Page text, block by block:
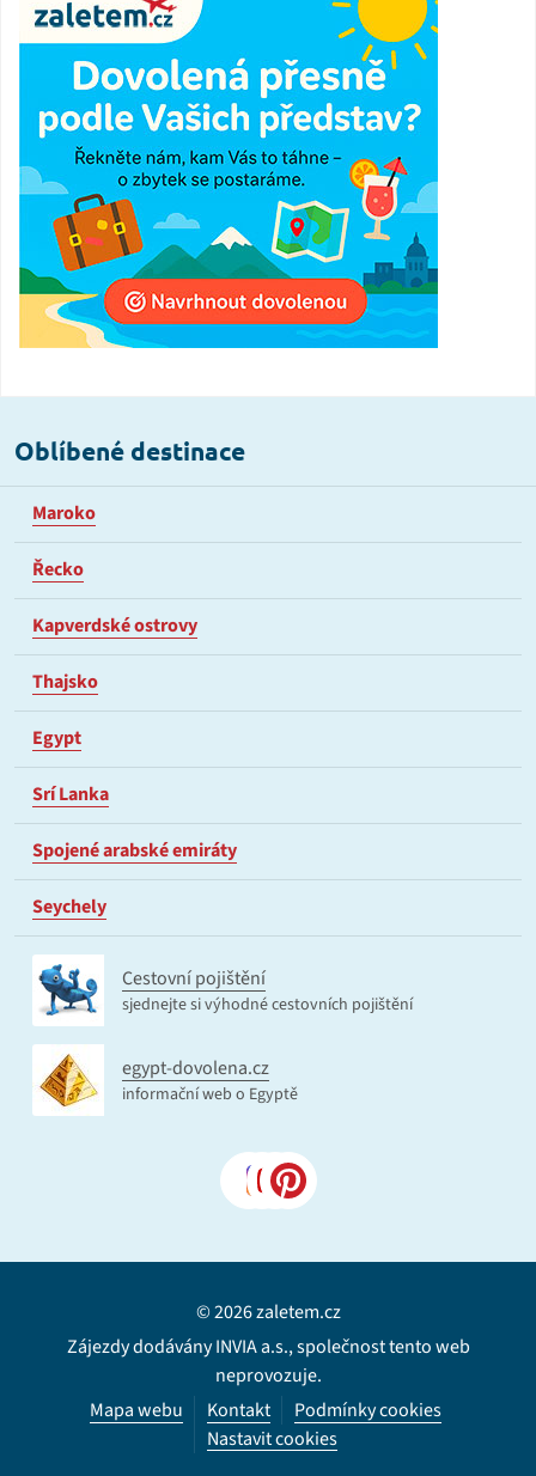
Oblíbené destinace
Maroko
Řecko
Kapverdské ostrovy
Thajsko
Egypt
Srí Lanka
Spojené arabské emiráty
Seychely
Cestovní pojištění
sjednejte si výhodné cestovních pojištění
egypt-dovolena.cz
informační web o Egyptě
© 2026 zaletem.cz
Zájezdy dodávány INVIA a.s., společnost tento web
neprovozuje.
Mapa webu
Kontakt
Podmínky cookies
Nastavit cookies